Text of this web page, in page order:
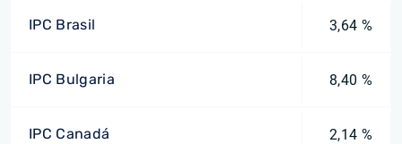
IPC Brasil 3,64 %
IPC Bulgaria 8,40 %
IPC Canadá 2,14 %